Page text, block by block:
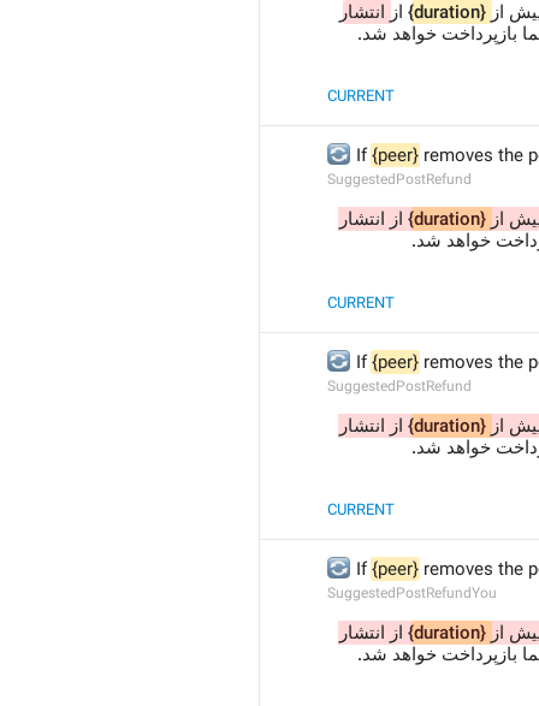
از {duration} از انتشار
بازپرداخت خواهد شد.
CURRENT
🔄
If {peer} removes the
SuggestedPostRefund
از {duration}
خواهد شد.
CURRENT
🔄
If {peer} removes the
SuggestedPostRefund
از {duration}
خواهد شد.
CURRENT
🔄
If {peer} removes the
SuggestedPostRefundYou
از {duration}
بازپرداخت خواهد شد.